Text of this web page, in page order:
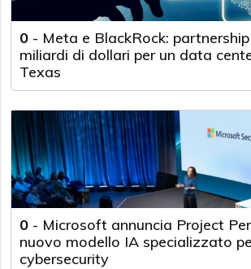
0 - Meta e BlackRock:
miliardi di dollari per un data
Texas
0 - Microsoft annuncia Project
nuovo modello IA specializzato
cybersecurity